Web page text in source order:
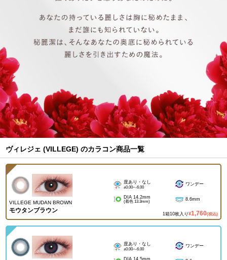
ヴィレジェ (VILLEGE) のカラコン商品一覧
VILLEGE MUDAN BROWN
モウタンブラウン
度あり・なし
±0.00~-6.00
ワンデー
DIA 14.2mm
(着色 13.3mm) 8.6mm
1箱10枚入り ¥1,760(税込)
度あり・なし
±0.00~-6.00
ワンデー